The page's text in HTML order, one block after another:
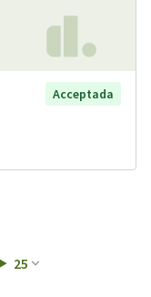
Acceptada
25